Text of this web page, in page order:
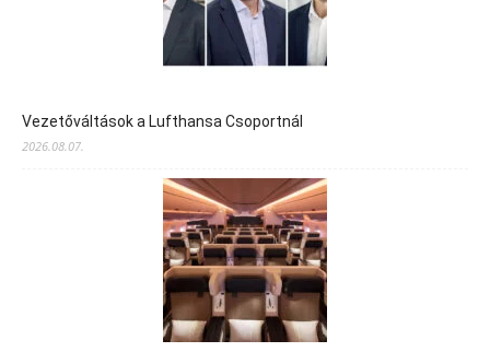
Vezetőváltások a Lufthansa Csoportnál
2026.08.07.